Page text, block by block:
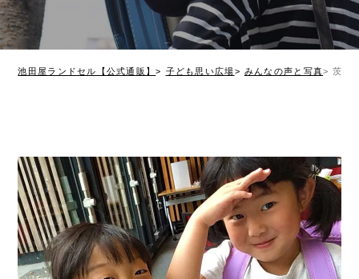
池田屋ランドセル【公式通販】 子ども思い広場 みんなの声と写真 茨城